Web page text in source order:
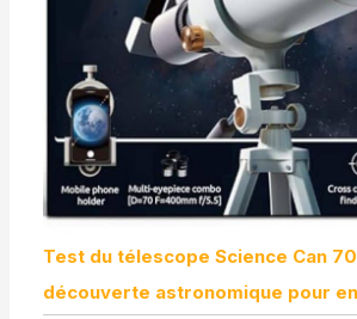
Test du télescope Science Can
découverte astronomique pour